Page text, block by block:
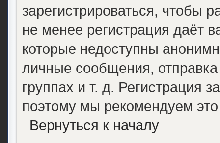
зарегистрироваться, чтобы
не менее регистрация даёт
которые недоступны
личные сообщения,
группах и т. д. Регистрация
поэтому мы рекомендуем это
Вернуться к началу